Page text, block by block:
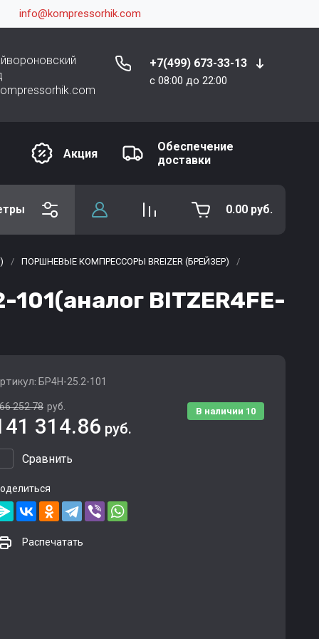
info@kompressorhik.com
+7(499) 673-33-13
c 08:00 до 22:00
Акция
Обеспечение
доставки
0.00 руб.
/ ПОРШНЕВЫЕ КОМПРЕССОРЫ BREIZER (БРЕЙЗЕР) /
BITZER4FE-
БР4Н-25.2-101
В наличии 10
252.78 руб.
314.86 руб.
Сравнить
Распечатать